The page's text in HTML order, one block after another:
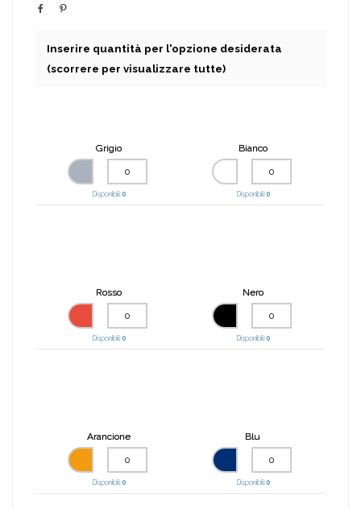
Inserire quantità per l'opzione desiderata
(scorrere per visualizzare tutte)
Grigio
Disponibili: 0
Bianco
Disponibili: 0
Rosso
Disponibili: 0
Nero
Disponibili: 0
Arancione
Disponibili: 0
Blu
Disponibili: 0